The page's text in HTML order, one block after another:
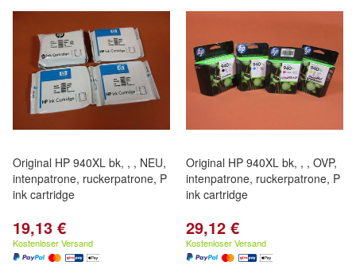
Original HP 940XL bk, , , NEU,
intenpatrone, ruckerpatrone, P
ink cartridge
19,13 €
Kostenloser Versand
Original HP 940XL bk, , , OVP,
intenpatrone, ruckerpatrone, P
ink cartridge
29,12 €
Kostenloser Versand